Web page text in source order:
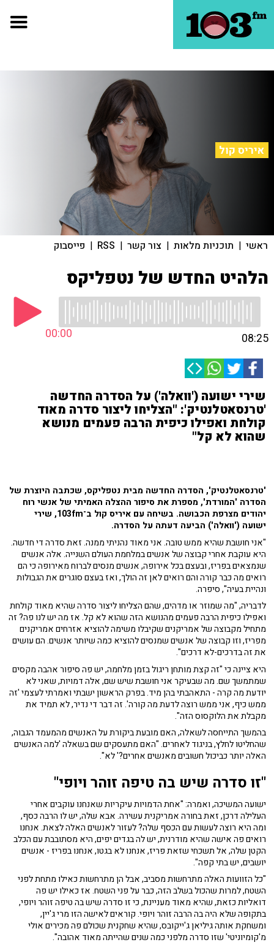
איריס קול
ראשי | תוכניות מלאות | צור קשר |
RSS
| פייסבוק
הלהיט החדש של נטפליקס
00:00 08:25
שירי ישועה ('וואלה') על הסדרה החדשה
'טרנסאטלנטיק': "הצליחו ליצור סדרה מאוד
קולחת ואפילו כיפית הרבה פעמים מנושא
שהוא לא קל"
'טרנסאטלנטיק', הסדרה החדשה מבית נטפליקס, שכתבה היוצרת של
הסדרה 'המורדת', מספרת את סיפור ההצלה האמיתי של אנשי רוח
יהודים מצרפת הכבושה. בשיחה עם איריס קול ב־103fm, שירי
ישועה ('וואלה') הביעה דעתה על הסדרה.
"אני חושבת שהיא ממש טובה. אני מאוד נהניתי ממנה. זאת סדרה די חדשה.
היא עוקבת אחרי קבוצה של אנשים במלחמת העולם השנייה. אלה אנשים
שנמצאים בפריז, ובעצם בכל אירופה, אנשים מנסים לברוח מאירופה כי הם
רואים מה כבר קורה והם רואים לאן זה הולך, ואז בעצם סוגרים את הגבולות
ונהיית בעיה", סיפרה.
לדבריה, "מה שמוזר או מדהים, שהם הצליחו ליצור סדרה שהיא מאוד קולחת
ואפילו כיפית הרבה פעמים מהנושא הזה שהוא לא קל. אז מה יש לנו פה? זה
מתחיל מקבוצה של אמריקנים שקיבלו משימה להוציא אזרחים אמריקנים
מפריז, וזו קבוצה של אנשים שמנסים להוציא כמה שיותר אנשים. הם עושים
את זה בדרכים-לא דרכים".
היא ציינה כי "זה קצת מותחן ריגול בזמן מלחמה, יש פה סיפור אהבה מקסים
שמתמשך שם. מה שבעיקר אני חושבת שיש שם, אלה דמויות, שאני לא
יודעת מה קרה - התאהבתי בהן מיד. בפרק הראשון ישבתי ואמרתי לעצמי 'זה
ממש כיף, אני ממש רוצה לדעת מה קורה'. זה דבר די נדיר, לא תמיד את
מקבלת את הלוקסוס הזה".
בהמשך התייחסה לשאלה, האם מובעת ביקורת על האנשים מהמעמד הגבוה,
שהחליטו לחלץ, בניגוד לאחרים. "האם מתעסקים שם בשאלה 'למה האנשים
האלה יותר כביכול חשובים מאנשים אחרים?' לא".
"זו סדרה שיש בה טיפה זוהר ויופי"
ישועה המשיכה, ואמרה: "אחת הדמויות עיקריות שאנחנו עוקבים אחרי
העלילה דרכן, זאת בחורה אמריקנית עשירה. אבא שלה, יש לו הרבה כסף,
ומה היא רוצה לעשות עם הכסף שלה? לעזור לאנשים האלה לצאת. אנחנו
רואים פה אישה שהיא מודרנית, יש לה בגדים יפים, היא מסתובבת עם הכלב
הקטן שלה, אל תשכחי שזאת פריז, אנחנו לא בגטו, אנחנו בפריז - אנשים
יושבים, יש בתי קפה".
"כל הזוועות האלה מתרחשות מסביב, אבל הן מתרחשות כאילו מתחת לפני
השטח, למרות שהכול בשלב הזה, כבר על פני השטח. אז כאילו יש פה
דואליות כזאת, שהיא מאוד מעניינת, כי זו סדרה שיש בה טיפה זוהר ויופי,
בתקופה שלא היה בה הרבה זוהר ויופי. קוראים לאישה הזו מרי ג'יין,
ומשחקת אותה גיליאן ג'ייקובס, שהיא שחקנית שכולם פה מכירים אולי
מ'קומיוניטי' שזו סדרה מלפני כמה שנים שהייתה מאוד אהובה".